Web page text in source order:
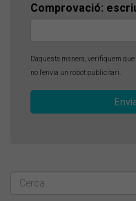
Comprovació:
D'aquesta manera, verifiquem
no l'envia un robot publicitari.